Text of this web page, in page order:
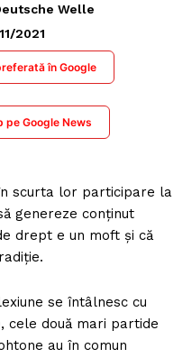
Welle
2021
în Google
pe Google News
scurta lor participare la
genereze conținut
drept e un moft și că
se întâlnesc cu
cele două mari partide
au în comun